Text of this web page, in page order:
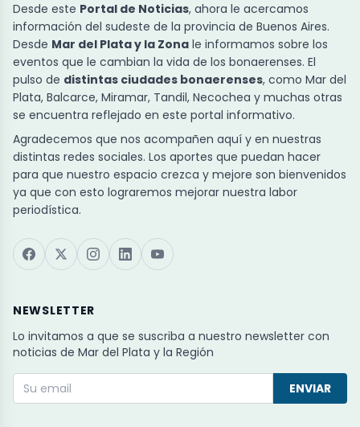
Desde este Portal de Noticias, ahora le acercamos
información del sudeste de la provincia de Buenos Aires.
Desde Mar del Plata y la Zona le informamos sobre los
eventos que le cambian la vida de los bonaerenses. El
pulso de distintas ciudades bonaerenses, como Mar del
Plata, Balcarce, Miramar, Tandil, Necochea y muchas otras
se encuentra reflejado en este portal informativo.
Agradecemos que nos acompañen aquí y en nuestras
distintas redes sociales. Los aportes que puedan hacer
para que nuestro espacio crezca y mejore son bienvenidos
ya que con esto lograremos mejorar nuestra labor
periodística.
NEWSLETTER
Lo invitamos a que se suscriba a nuestro newsletter con
noticias de Mar del Plata y la Región
ENVIAR